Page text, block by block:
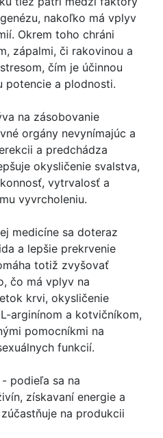
nakoľko má vplyv
Okrem toho chráni
zápalmi, či rakovinou a
čím je účinnou
potencie a plodnosti.
na zásobovanie
orgány nevynímajúc a
a predchádza
okysličenie svalstva,
vytrvalosť a
vyvrcholeniu.
medicíne sa doteraz
a lepšie prekrvenie
totiž zvyšovať
čo má vplyv na
krvi, okysličenie
arginínom a kotvičníkom,
pomocníkmi na
funkcií.
podieľa sa na
získavaní energie a
na produkcii